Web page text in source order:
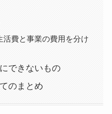
活費と事業の費用を分け
できないもの
のまとめ